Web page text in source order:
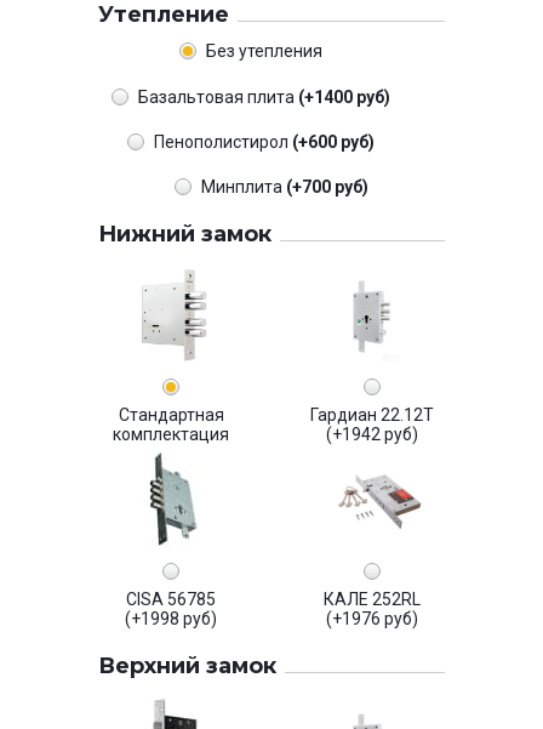
Утепление
Без утепления
Базальтовая плита (+1400 руб)
Пенополистирол (+600 руб)
Минплита (+700 руб)
Нижний замок
Стандартная
комплектация
Гардиан 22.12Т
(+1942 руб)
CISA 56785
(+1998 руб)
КАЛЕ 252RL
(+1976 руб)
Верхний замок